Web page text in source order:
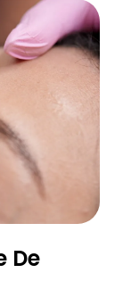
De